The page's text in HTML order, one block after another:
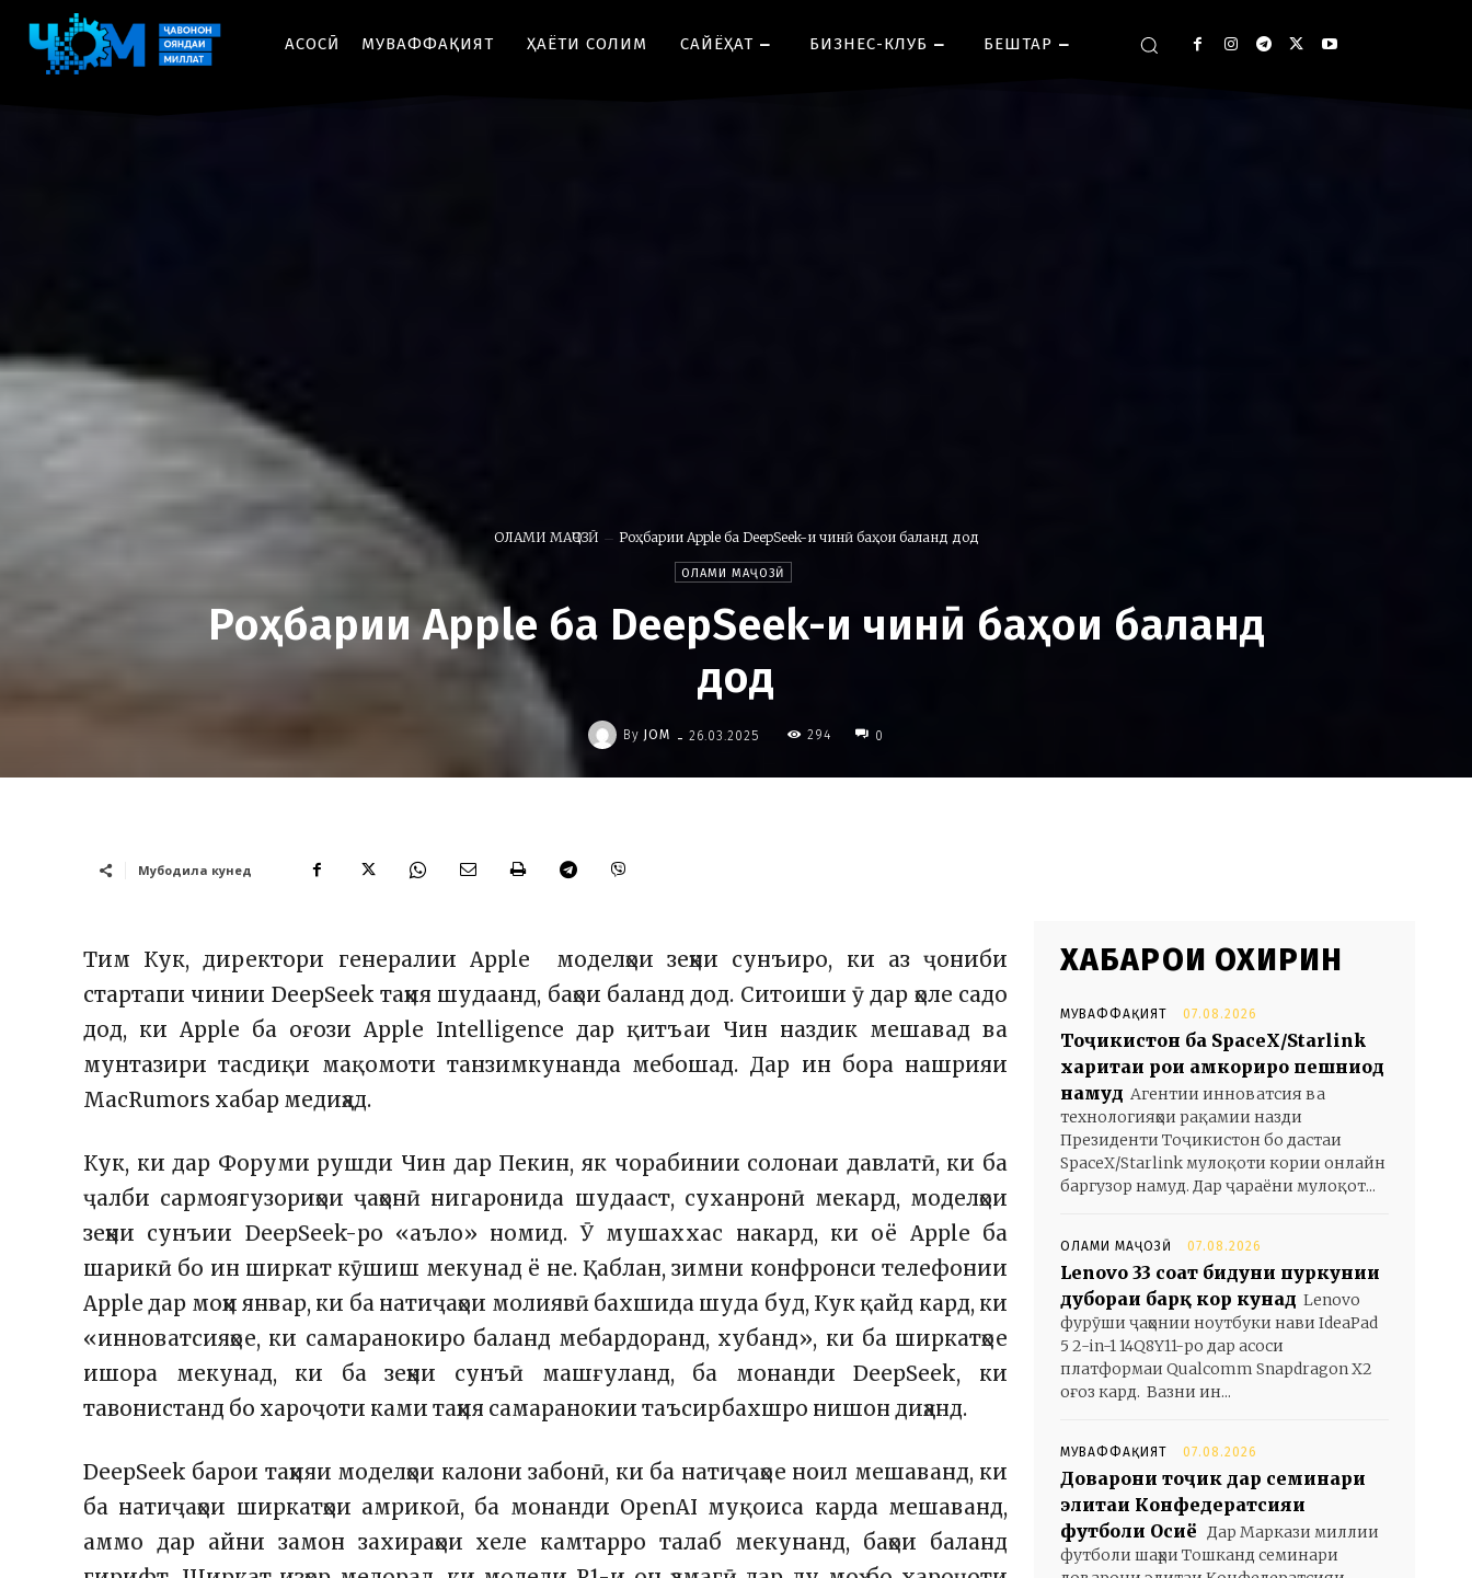
АСОСӢ МУВАФФАҚИЯТ ҲАЁТИ СОЛИМ CАЙЁҲАТ БИЗНЕС-КЛУБ БЕШТАР
ОЛАМИ МАҶОЗӢ Роҳбарии Apple ба DeepSeek-и чинӣ баҳои баланд дод
ОЛАМИ МАҶОЗӢ
Роҳбарии Apple ба DeepSeek-и чинӣ баҳои баланд
дод
By JOM - 26.03.2025 294 0
Мубодила кунед
Тим Кук, директори генералии Apple моделҳои зеҳни сунъиро, ки аз ҷониби
стартапи чинии DeepSeek таҳия шудаанд, баҳои баланд дод. Ситоиши ӯ дар ҳоле садо
дод, ки Apple ба оғози Apple Intelligence дар қитъаи Чин наздик мешавад ва
мунтазири тасдиқи мақомоти танзимкунанда мебошад. Дар ин бора нашрияи
MacRumors хабар медиҳад.
Кук, ки дар Форуми рушди Чин дар Пекин, як чорабинии солонаи давлатӣ, ки ба
ҷалби сармоягузориҳои ҷаҳонӣ нигаронида шудааст, суханронӣ мекард, моделҳои
зеҳни сунъии DeepSeek-ро «аъло» номид. Ӯ мушаххас накард, ки оё Apple ба
шарикӣ бо ин ширкат кӯшиш мекунад ё не. Қаблан, зимни конфронси телефонии
Apple дар моҳи январ, ки ба натиҷаҳои молиявӣ бахшида шуда буд, Кук қайд кард, ки
«инноватсияҳое, ки самаранокиро баланд мебардоранд, хубанд», ки ба ширкатҳое
ишора мекунад, ки ба зеҳни сунъӣ машғуланд, ба монанди DeepSeek, ки
тавонистанд бо хароҷоти ками таҳия самаранокии таъсирбахшро нишон диҳанд.
DeepSeek барои таҳияи моделҳои калони забонӣ, ки ба натиҷаҳое ноил мешаванд, ки
ба натиҷаҳои ширкатҳои амрикоӣ, ба монанди OpenAI муқоиса карда мешаванд,
аммо дар айни замон захираҳои хеле камтарро талаб мекунанд, баҳои баланд
ХАБАРҲОИ ОХИРИН
МУВАФФАҚИЯТ 07.08.2026
Тоҷикистон ба SpaceX/Starlink
харитаи роҳи ҳамкориро пешниҳод
намуд Агентии инноватсия ва
технологияҳои рақамии назди
Президенти Тоҷикистон бо дастаи
SpaceX/Starlink мулоқоти кории онлайн
баргузор намуд. Дар ҷараёни мулоқот...
ОЛАМИ МАҶОЗӢ 07.08.2026
Lenovo 33 соат бидуни пуркунии
дубораи барқ кор кунад Lenovo
фурӯши ҷаҳонии ноутбуки нави IdeaPad
5 2-in-1 14Q8Y11-ро дар асоси
платформаи Qualcomm Snapdragon X2
оғоз кард. Вазни ин...
МУВАФФАҚИЯТ 07.08.2026
Доварони тоҷик дар семинари
элитаи Конфедератсияи
футболи Осиё Дар Маркази миллии
футболи шаҳри Тошканд семинари